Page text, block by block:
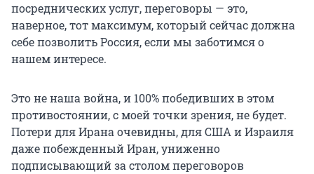
посреднических услуг, переговоры — это,
наверное, тот максимум, который сейчас должна
себе позволить Россия, если мы заботимся о
нашем интересе.
Это не наша война, и 100% победивших в этом
противостоянии, с моей точки зрения, не будет.
Потери для Ирана очевидны, для США и Израиля
даже побежденный Иран, униженно
подписывающий за столом переговоров